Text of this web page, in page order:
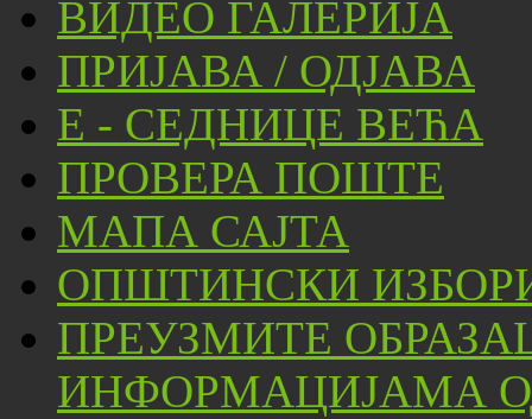
ВИДЕО ГАЛЕРИЈА
ПРИЈАВА / ОДЈАВА
Е - СЕДНИЦЕ ВЕЋА
ПРОВЕРА ПОШТЕ
МАПА САЈТА
ОПШТИНСКИ
ПРЕУЗМИТЕ
ИНФОРМАЦИЈАМА